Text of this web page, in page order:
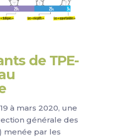
de TPE-
à mars 2020, une
générale des
menée par les